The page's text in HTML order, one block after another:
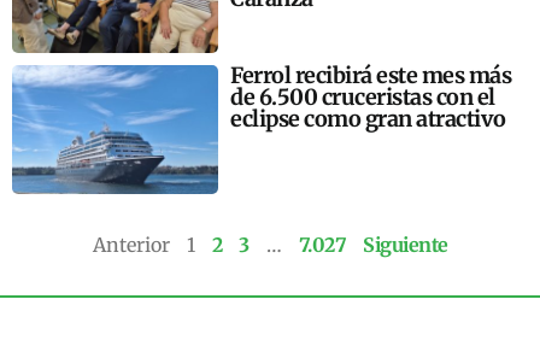
Ferrol recibirá este mes más
de 6.500 cruceristas con el
eclipse como gran atractivo
Anterior 1 2 3 … 7.027 Siguiente